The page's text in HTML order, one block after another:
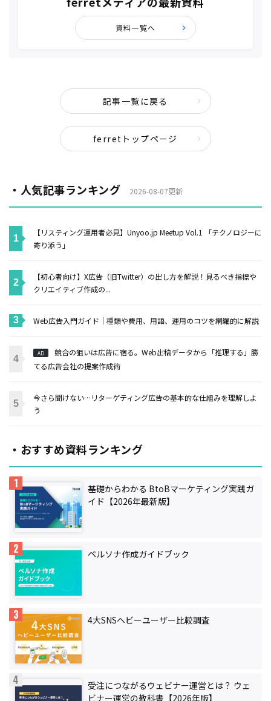
資料一覧へ
記事一覧に戻る
ferretトップページ
・人気記事ランキング 2026-08-07更新
【リスティング運用者必見】Unyoo.jp Meetup Vol.1 「テクノロジーに
寄り添う」
【初心者向け】X広告（旧Twitter）の出し方を解説！見るべき指標や
クリエイティブ作成の...
Web広告入門ガイド｜種類や費用、用語、運用のコツを網羅的に解説
AD
競合の狙いは広告に宿る。Web出稿データから「推理する」勝
てる広告会社の提案作成術
今さら聞けない…リターゲティング広告の基本的な仕組みを理解しよ
う
・おすすめ資料ランキング
基礎からわかる BtoBマーケティング実践ガ
イド【2026年最新版】
ペルソナ作成ガイドブック
4大SNSヘビーユーザー比較調査
受注につながるウェビナー運営とは？ ウェ
ビナー運営の教科書【2026年版】